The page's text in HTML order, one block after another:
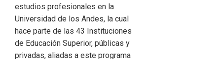
estudios profesionales en la
Universidad de los Andes, la cual
hace parte de las 43 Instituciones
de Educación Superior, públicas y
privadas, aliadas a este programa